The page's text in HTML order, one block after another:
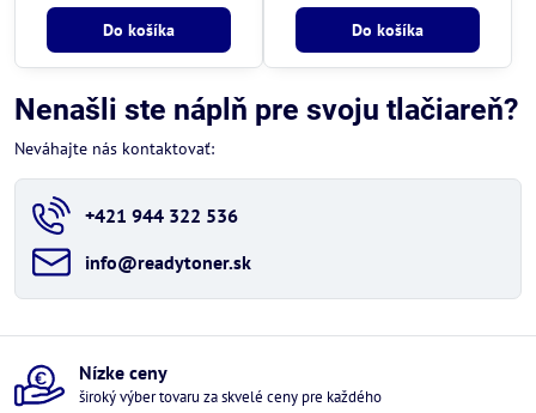
Do košíka Do košíka
Nenašli ste náplň pre svoju tlačiareň?
Neváhajte nás kontaktovať:
+421 944 322 536
info​@readytoner​.sk
Nízke ceny
široký výber tovaru za skvelé ceny pre každého